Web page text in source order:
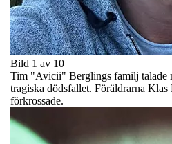
Bild 1 av 10
Tim "Avicii" Berglings familj talade
tragiska dödsfallet. Föräldrarna
förkrossade.